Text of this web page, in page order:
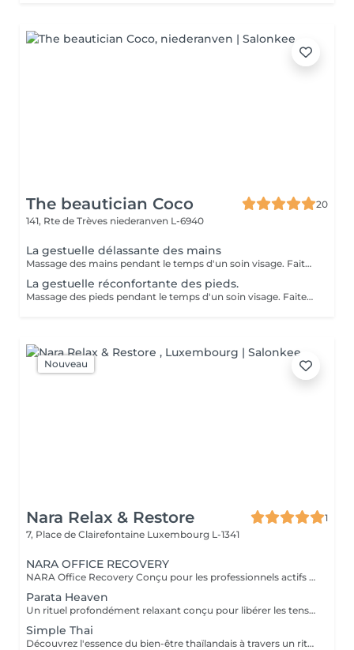
The beautician Coco
20
141, Rte de Trèves niederanven L-6940
La gestuelle délassante des mains
Massage des mains pendant le temps d'un soin visage. Faites vous plaisir en rajoutant ce petit plus à votre soin visage pour une relaxation intense.
La gestuelle réconfortante des pieds.
Massage des pieds pendant le temps d'un soin visage. Faites vous plaisir en rajoutant ce petit plus à votre soin visage pour une relaxation intense.
Nouveau
Nara Relax & Restore
1
7, Place de Clairefontaine Luxembourg L-1341
NARA OFFICE RECOVERY
NARA Office Recovery Conçu pour les professionnels actifs souffrant de fatigue liée aux écrans, de tensions dans la nuque et les épaules, de fatigue oculaire, d'un manque d'énergie ou de stress quotidien. Office Reset 30 min · 69 € Un soin express puissant, conçu pour libérer les tensions du haut du corps et apaiser l'esprit lorsque votre temps est limité. Comprend : Massage du haut du dos Massage de la nuque et des épaules Massage crânien par acupression Pierres chaudes ciblées Masque rafraîchissant en jade pour les yeux Résultats : Muscles plus détendus Sensation de légèreté au niveau de la tête Yeux reposés et rafraîchis Esprit plus calme Idéal pendant la pause déjeuner ou après le travail. Office Reset Plus 45 min · 89 € Un soin plus approfondi du haut du corps, complété par un massage relaxant des pieds fatigués et lourds. Comprend : Massage du haut du dos Massage de la nuque et des épaules Massage crânien par acupression Massage relaxant des pieds Pierres chaudes ciblées Masque rafraîchissant en jade pour les yeux Résultats : Réduction des tensions liées à une position assise prolongée Pieds et jambes rafraîchis Énergie renouvelée Corps et esprit plus détendus Executive Recovery 75 min · 139 € Notre rituel complet de la tête aux pieds, spécialement conçu pour soulager le stress accumulé et la fatigue physique profonde. Comprend : Massage approfondi du dos Massage de la nuque et des épaules Massage crânien par acupression Acupression des mains Réflexologie plantaire Pierres chaudes ciblées Relaxation des yeux avec un masque rafraîchissant en jade Résultats : Relaxation musculaire profonde Corps plus léger et revitalisé Esprit plus calme Équilibre et vitalité retrouvés Tous nos soins sont réalisés avec de l'huile de coco biologique et des huiles d'aromathérapie biologiques, afin d'adoucir la peau, de soulager les tensions musculaires et de favoriser une relaxation profonde.
Parata Heaven
Un rituel profondément relaxant conçu pour libérer les tensions là où elles s'accumulent le plus. Associant un Massage Indien Tête & Épaules de 60 minutes à un Massage Dos & Épaules Office Syndrome de 30 minutes, ce forfait cible le cuir chevelu, la nuque, les épaules et le haut du dos afin d'apaiser l'esprit et de procurer une agréable sensation de légèreté. Comprend : Massage Indien Tête & Épaules 60 min Massage Dos & Épaules Office Syndrome 30 min
Simple Thai
Découvrez l'essence du bien-être thaïlandais à travers un rituel harmonieux. Conçu pour détendre le corps, soulager les tensions musculaires, stimuler la circulation et procurer une sensation durable d'équilibre et de bien-être. Comprend : Massage Thaïlandais Traditionnel à l'Huile 90 min Réflexologie Plantaire Thaïlandaise 45 min